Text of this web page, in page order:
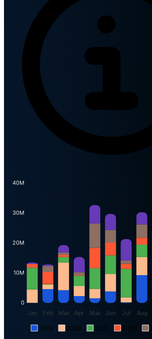
2019 2020 2021 2022
40M
30M
20M
10M
0
Jan Feb Mar Apr Mai Jun Jul Aug